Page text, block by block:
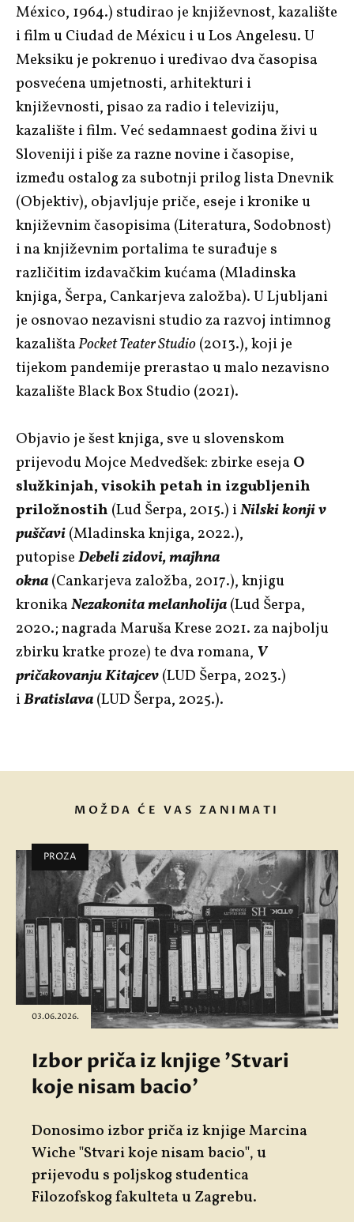
México, 1964.) studirao je književnost, kazalište
i film u Ciudad de Méxicu i u Los Angelesu. U
Meksiku je pokrenuo i uređivao dva časopisa
posvećena umjetnosti, arhitekturi i
književnosti, pisao za radio i televiziju,
kazalište i film. Već sedamnaest godina živi u
Sloveniji i piše za razne novine i časopise,
između ostalog za subotnji prilog lista Dnevnik
(Objektiv), objavljuje priče, eseje i kronike u
književnim časopisima (Literatura, Sodobnost)
i na književnim portalima te surađuje s
različitim izdavačkim kućama (Mladinska
knjiga, Šerpa, Cankarjeva založba). U Ljubljani
je osnovao nezavisni studio za razvoj intimnog
kazalištaPocket Teater Studio(2013.), koji je
tijekom pandemije prerastao u malo nezavisno
kazalište Black Box Studio (2021).
Objavio je šest knjiga, sve u slovenskom
prijevodu Mojce Medvedšek: zbirke eseja O
služkinjah, visokih petah in izgubljenih
priložnostih (Lud Šerpa, 2015.) iNilski konji v
puščavi(Mladinska knjiga, 2022.),
putopiseDebeli zidovi, majhna
okna(Cankarjeva založba, 2017.), knjigu
kronikaNezakonita melanholija(Lud Šerpa,
2020.; nagrada Maruša Krese 2021. za najbolju
zbirku kratke proze) te dva romana, V
pričakovanju Kitajcev(LUD Šerpa, 2023.)
iBratislava(LUD Šerpa, 2025.).
MOŽDA ĆE VAS ZANIMATI
PROZA
03.06.2026.
Izbor priča iz knjige 'Stvari
koje nisam bacio'
Donosimo izbor priča iz knjige Marcina
Wiche "Stvari koje nisam bacio", u
prijevodu s poljskog studentica
Filozofskog fakulteta u Zagrebu.